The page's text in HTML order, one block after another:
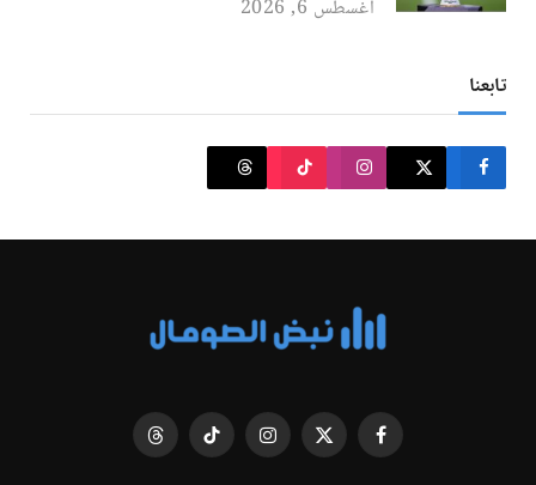
أغسطس 6, 2026
تابعنا
فيسبوك X
الانستغرامتيكتوك Threads